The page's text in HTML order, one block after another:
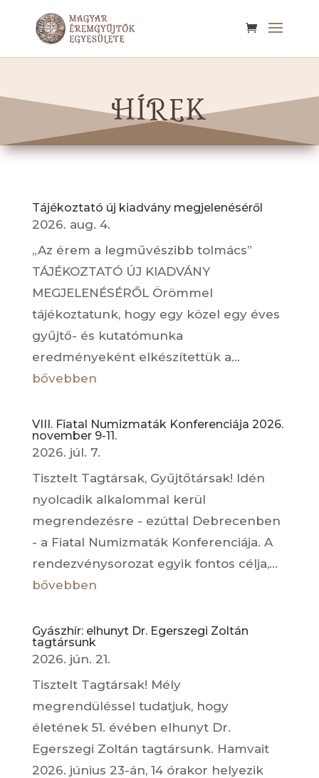
HÍREK
Tájékoztató új kiadvány megjelenéséről
2026. aug. 4.
„Az érem a legművészibb tolmács”
TÁJÉKOZTATÓ ÚJ KIADVÁNY
MEGJELENÉSÉRŐL Örömmel
tájékoztatunk, hogy egy közel egy éves
gyűjtő- és kutatómunka
eredményeként elkészítettük a...
bővebben
VIII. Fiatal Numizmaták Konferenciája 2026.
november 9-11.
2026. júl. 7.
Tisztelt Tagtársak, Gyűjtőtársak! Idén
nyolcadik alkalommal kerül
megrendezésre - ezúttal Debrecenben
- a Fiatal Numizmaták Konferenciája. A
rendezvénysorozat egyik fontos célja,...
bővebben
Gyászhír: elhunyt Dr. Egerszegi Zoltán
tagtársunk
2026. jún. 21.
Tisztelt Tagtársak! Mély
megrendüléssel tudatjuk, hogy
életének 51. évében elhunyt Dr.
Egerszegi Zoltán tagtársunk. Hamvait
2026. június 23-án, 14 órakor helyezik